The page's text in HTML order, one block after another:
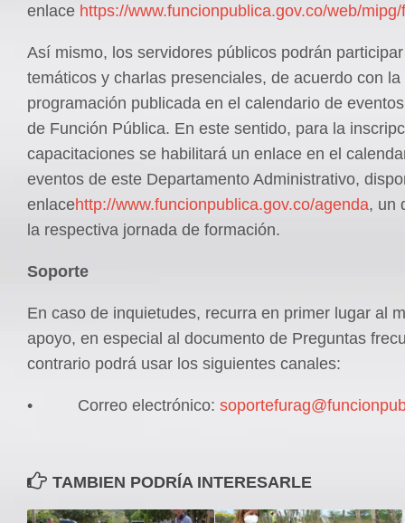
enlace https://www.funcionpublica.gov.co/web/
Así mismo, los servidores públicos podrán
temáticos y charlas presenciales, de acuerdo con la
programación publicada en el calendario de
de Función Pública. En este sentido, para la
capacitaciones se habilitará un enlace en el
eventos de este Departamento Administrativo,
enlacehttp://www.funcionpublica.gov.co/agenda, un
la respectiva jornada de formación.
Soporte
En caso de inquietudes, recurra en primer lugar al
apoyo, en especial al documento de Preguntas
contrario podrá usar los siguientes canales:
• Correo electrónico:
TAMBIEN PODRÍA INTERESARLE